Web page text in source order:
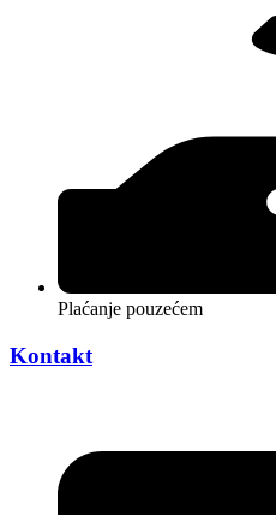
Plaćanje pouzećem
Kontakt